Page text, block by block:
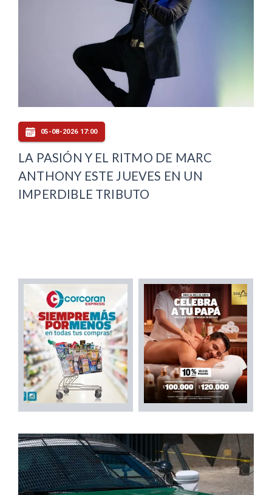
05-08-2026 17:00
LA PASIÓN Y EL RITMO DE MARC
ANTHONY ESTE JUEVES EN UN
IMPERDIBLE TRIBUTO